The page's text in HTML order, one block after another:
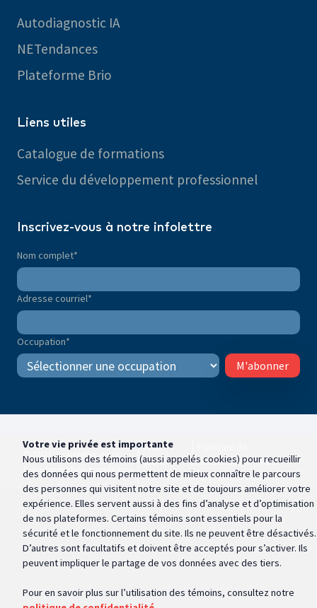
Autodiagnostic IA
NETendances
Plateforme Brio
Inscrivez-vous à notre infolettre
Nom complet*
Adresse courriel*
Occupation*
M'abonner
Liens utiles
Catalogue de formations
Service du développement professionnel
© 2021 Académie de la
transformation numérique
Tous
droits
réservés
confidentialité Mes
préférences cookies
Votre vie privée est importante
Nous utilisons des témoins (aussi appelés cookies) pour recueillir
des données qui nous permettent de mieux connaître le parcours
des personnes qui visitent notre site et de toujours améliorer votre
expérience. Elles servent aussi à des fins d’analyse et d’optimisation
de nos plateformes. Certains témoins sont essentiels pour la
sécurité et le fonctionnement du site. Ils ne peuvent être désactivés.
D’autres sont facultatifs et doivent être acceptés pour s’activer. Ils
peuvent impliquer le partage de vos données avec des tiers.
Pour en savoir plus sur l’utilisation des témoins, consultez notre